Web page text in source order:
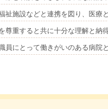
祉施設などと連携を図り、医療
尊重すると共に十分な理解と納
員にとって働きがいのある病院